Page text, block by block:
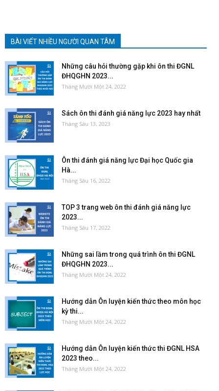
BÀI VIẾT NHIỀU NGƯỜI QUAN TÂM
Những câu hỏi thường gặp khi ôn thi ĐGNL
ĐHQGHN 2023...
Tháng Mười Một 24, 2022
Sách ôn thi đánh giá năng lực 2023 hay nhất
Tháng Sáu 13, 2023
Ôn thi đánh giá năng lực Đại học Quốc gia
Hà...
Tháng Sáu 16, 2022
TOP 3 trang web ôn thi đánh giá năng lực
2023...
Tháng Sáu 17, 2022
Những sai lầm trong quá trình ôn thi ĐGNL
ĐHQGHN 2023...
Tháng Mười Một 24, 2022
Hướng dẫn Ôn luyện kiến thức theo môn học
kỳ thi...
Tháng Mười Một 24, 2022
Hướng dẫn Ôn luyện kiến thức thi ĐGNL HSA
2023 theo...
Tháng Mười Một 24, 2022